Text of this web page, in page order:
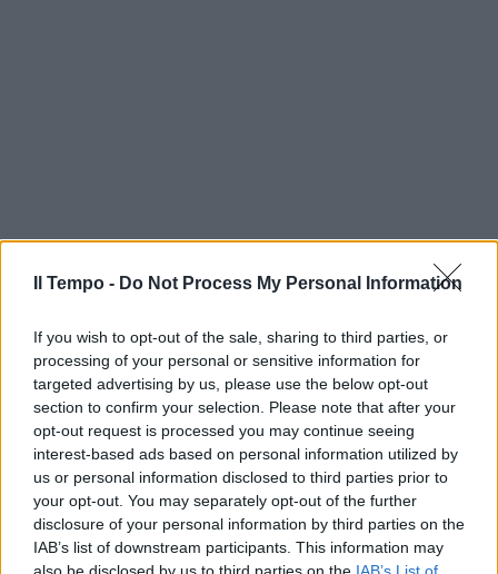
Il Tempo - Do Not Process My Personal Information
If you wish to opt-out of the sale, sharing to third parties, or
processing of your personal or sensitive information for
targeted advertising by us, please use the below opt-out
section to confirm your selection. Please note that after your
opt-out request is processed you may continue seeing
interest-based ads based on personal information utilized by
us or personal information disclosed to third parties prior to
your opt-out. You may separately opt-out of the further
disclosure of your personal information by third parties on the
IAB’s list of downstream participants. This information may